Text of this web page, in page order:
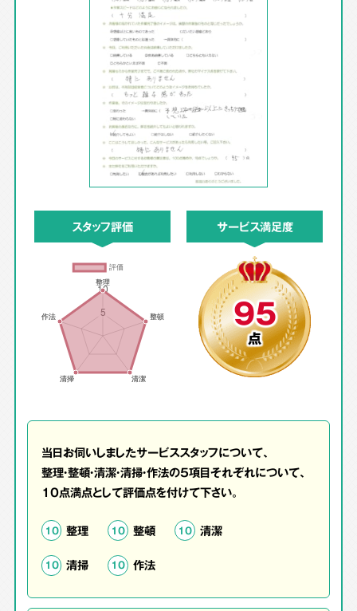
スタッフ評価 サービス満足度
95
点
当日お伺いしましたサービススタッフについて、
整理・整頓・清潔・清掃・作法の5項目それぞれについて、
10点満点として評価点を付けて下さい。
10 整理 10 整頓 10 清潔
10 清掃 10 作法